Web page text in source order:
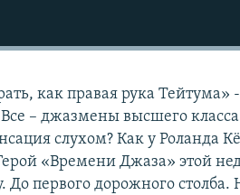
как правая рука
Все – джазмены высшего
слухом? Как у Роланда
«Времени Джаза» этой
первого дорожного столба.